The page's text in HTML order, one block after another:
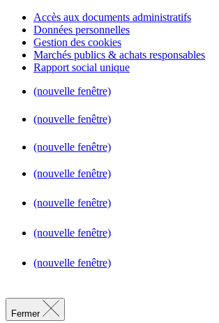
Accès aux documents administratifs
Données personnelles
Gestion des cookies
Marchés publics & achats responsables
Rapport social unique
(nouvelle fenêtre)
(nouvelle fenêtre)
(nouvelle fenêtre)
(nouvelle fenêtre)
(nouvelle fenêtre)
(nouvelle fenêtre)
(nouvelle fenêtre)
Fermer